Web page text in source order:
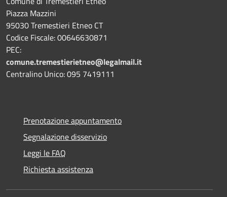
Piazza Mazzini
95030 Tremestieri Etneo CT
Codice Fiscale: 00646630871
PEC:
comune.tremestierietneo@legalmail.it
Centralino Unico: 095 7419111
Prenotazione appuntamento
Segnalazione disservizio
Leggi le FAQ
Richiesta assistenza